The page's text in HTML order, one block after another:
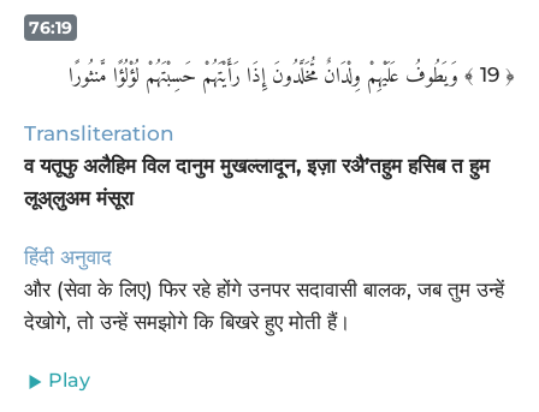
76:19
وَيَطُوفُ عَلَيْهِمْ وِلْدَانٌ مُّخَلَّدُونَ إِذَا رَأَيْتَهُمْ حَسِبْتَهُمْ لُؤْلُؤًا مَّنثُورًا ﴾ 19 ﴿
Transliteration
व यतूफु अलैहिम विल दानुम मुखल्लादून, इज़ा रअै’तहुम हसिब त हुम
लूअ्लुअम मंसूरा
हिंदी अनुवाद
और (सेवा के लिए) फिर रहे होंगे उनपर सदावासी बालक, जब तुम उन्हें
देखोगे, तो उन्हें समझोगे कि बिखरे हुए मोती हैं।
Play